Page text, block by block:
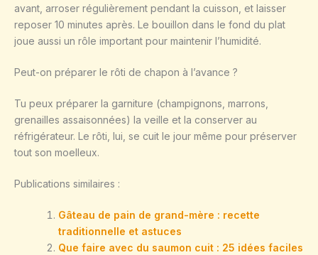
avant, arroser régulièrement pendant la cuisson, et laisser
reposer 10 minutes après. Le bouillon dans le fond du plat
joue aussi un rôle important pour maintenir l’humidité.
Peut-on préparer le rôti de chapon à l’avance ?
Tu peux préparer la garniture (champignons, marrons,
grenailles assaisonnées) la veille et la conserver au
réfrigérateur. Le rôti, lui, se cuit le jour même pour préserver
tout son moelleux.
Publications similaires :
Gâteau de pain de grand-mère : recette
traditionnelle et astuces
Que faire avec du saumon cuit : 25 idées faciles